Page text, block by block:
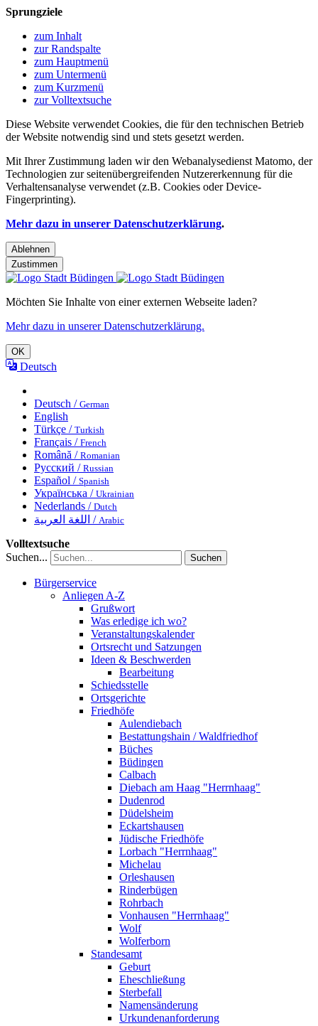
Sprungziele
zum Inhalt
zur Randspalte
zum Hauptmenü
zum Untermenü
zum Kurzmenü
zur Volltextsuche
Diese Website verwendet Cookies, die für den technischen Betrieb
der Website notwendig sind und stets gesetzt werden.
Mit Ihrer Zustimmung laden wir den Webanalysedienst Matomo, der
Technologien zur seitenübergreifenden Nutzererkennung für die
Verhaltensanalyse verwendet (z.B. Cookies oder Device-
Fingerprinting).
Mehr dazu in unserer Datenschutzerklärung.
Ablehnen
Zustimmen
Möchten Sie Inhalte von einer externen Webseite laden?
Mehr dazu in unserer Datenschutzerklärung.
OK
Deutsch
Deutsch / German
English
Türkçe / Turkish
Français / French
Română / Romanian
Русский / Russian
Español / Spanish
Українська / Ukrainian
Nederlands / Dutch
اللغة العربية / Arabic
Volltextsuche
Suchen...
Suchen
Bürgerservice
Anliegen A-Z
Grußwort
Was erledige ich wo?
Veranstaltungskalender
Ortsrecht und Satzungen
Ideen & Beschwerden
Bearbeitung
Schiedsstelle
Ortsgerichte
Friedhöfe
Aulendiebach
Bestattungshain / Waldfriedhof
Büches
Büdingen
Calbach
Diebach am Haag "Herrnhaag"
Dudenrod
Düdelsheim
Eckartshausen
Jüdische Friedhöfe
Lorbach "Herrnhaag"
Michelau
Orleshausen
Rinderbügen
Rohrbach
Vonhausen "Herrnhaag"
Wolf
Wolferborn
Standesamt
Geburt
Eheschließung
Sterbefall
Namensänderung
Urkundenanforderung